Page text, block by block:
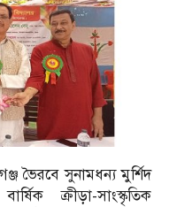
ভৈরবে সুনামধন্য মুর্শিদ
ক্রীড়া-সাংস্কৃতিক